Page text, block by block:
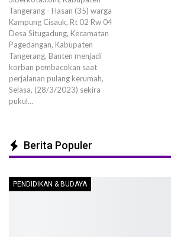
Tangerang - Hasan (35) warga
Kampung Cisauk, Rt 02 Rw 04
Desa Situgadung, Kecamatan
Pagedangan, Kabupaten
Tangerang, Banten menjadi
korban pembacokan saat
perjalanan pulang kerumah,
Selasa, (28/3/2023) sekira
pukul…
Berita Populer
PENDIDIKAN & BUDAYA